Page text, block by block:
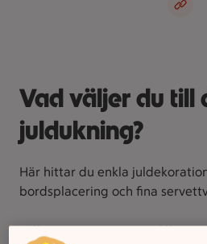
Vad väljer du till
juldukning?
Här hittar du enkla
bordsplacering och fina
Vik en pappersstjärna